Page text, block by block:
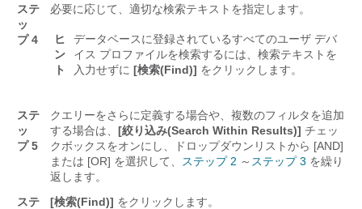
ステ
ッ
プ 4
必要に応じて、適切な検索テキストを指定します。
ヒ
ン
ト
データベースに登録されているすべてのユーザ デバ
イス プロファイルを検索するには、検索テキストを
入力せずに [検索(Find)] をクリックします。
ステ
ッ
プ 5
クエリーをさらに定義する場合や、複数のフィルタを追加
する場合は、 [絞り込み(Search Within Results)] チェッ
クボックスをオンにし、ドロップダウンリストから [AND]
または [OR] を選択して、 ステップ 2 ～ ステップ 3 を繰り
返します。
ステ
[検索(Find)] をクリックします。